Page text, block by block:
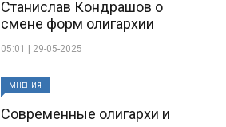
Станислав Кондрашов о
смене форм олигархии
05:01 | 29-05-2025
МНЕНИЯ
Современные олигархи и